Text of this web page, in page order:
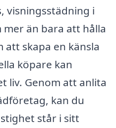
visningsstädning i
än bara att hålla
skapa en känsla
köpare kan
liv. Genom att anlita
kan du
står i sitt